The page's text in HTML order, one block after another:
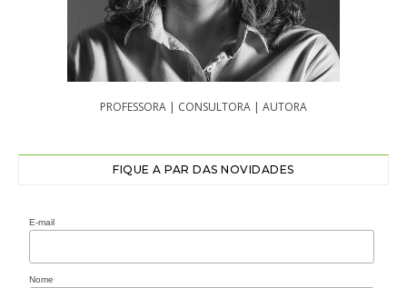
PROFESSORA | CONSULTORA | AUTORA
FIQUE A PAR DAS NOVIDADES
E-mail
Nome